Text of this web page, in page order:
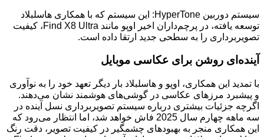
سیستم دوربین HyperTone: این سیستم که با همکاری هاسلبلاد
توسعه یافته، در پرچم‌داران اخیر اوپو مانند Find X8 Ultra، کیفیت
تصویربرداری را به سطحی جدید ارتقا داده است.
آینده‌ای روشن برای عکاسی موبایل
با تمدید این همکاری، اوپو و هاسلبلاد بار دیگر تعهد خود را به نوآوری
و پیشبرد مرزهای عکاسی در گوشی‌های هوشمند نشان می‌دهند.
اگرچه جزئیات بیشتری درباره سیستم تصویربرداری نسل آینده در
سه ماهه چهارم سال 2025 فاش خواهد شد، اما انتظار می‌رود که
این همکاری منجر به بهبودهای چشمگیر در کیفیت تصویر، دقت رنگ